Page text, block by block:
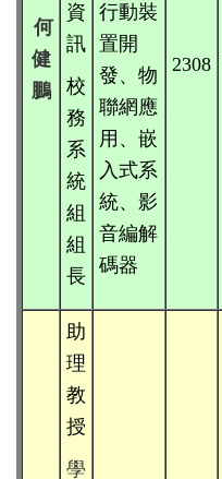
何
健
鵬
資
訊
校
務
系
統
組
組
長
行動裝
置開
發、物
聯網應
用、嵌
入式系
統、影
音編解
碼器
2308
助
理
教
授
學